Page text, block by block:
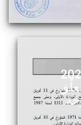
عدد 3 لسنة 2021
جانفي 2021 يتعلّق